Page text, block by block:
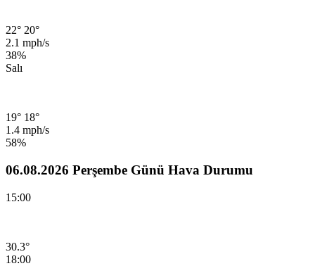
22° 20°
2.1 mph/s
38%
Salı
19° 18°
1.4 mph/s
58%
06.08.2026 Perşembe Günü Hava Durumu
15:00
30.3°
18:00